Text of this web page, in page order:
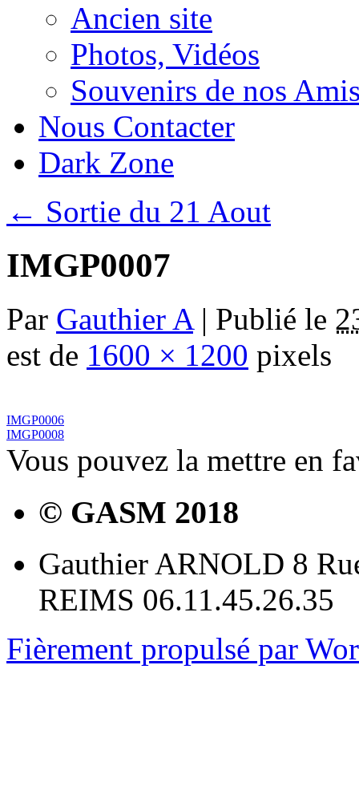
Ancien site
Photos, Vidéos
Souvenirs de nos
Nous Contacter
Dark Zone
← Sortie du 21 Aout
IMGP0007
Par Gauthier A | Publié le
est de 1600 × 1200 pixels
IMGP0006
IMGP0008
Vous pouvez la mettre en
© GASM 2018
Gauthier ARNOLD 8
REIMS 06.11.45.26.35
Fièrement propulsé par